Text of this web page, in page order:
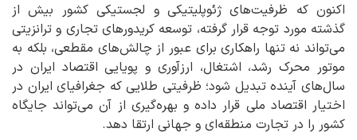
اکنون که ظرفیت‌های ژئوپلیتیکی و لجستیکی کشور بیش از
گذشته مورد توجه قرار گرفته، توسعه کریدورهای تجاری و ترانزیتی
می‌تواند نه تنها راهکاری برای عبور از چالش‌های مقطعی، بلکه به
موتور محرک رشد، اشتغال، ارزآوری و پویایی اقتصاد ایران در
سال‌های آینده تبدیل شود؛ ظرفیتی طلایی که جغرافیای ایران در
اختیار اقتصاد ملی قرار داده و بهره‌گیری از آن می‌تواند جایگاه
کشور را در تجارت منطقه‌ای و جهانی ارتقا دهد.